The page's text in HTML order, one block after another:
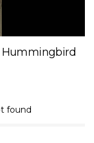
Hummingbird
found